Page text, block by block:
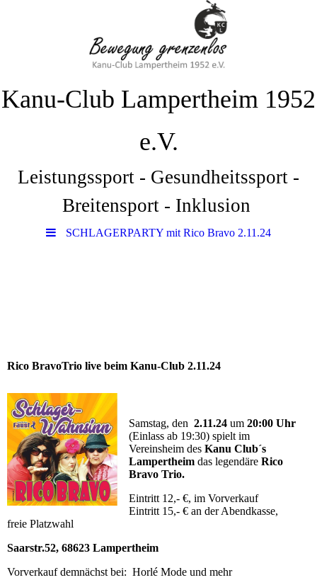
Kanu-Club Lampertheim 1952
e.V.
Leistungssport - Gesundheitssport -
Breitensport - Inklusion
SCHLAGERPARTY mit Rico Bravo 2.11.24
Rico BravoTrio live beim Kanu-Club 2.11.24
Samstag, den 2.11.24 um 20:00 Uhr
(Einlass ab 19:30) spielt im
Vereinsheim des Kanu Club´s
Lampertheimdas legendäre Rico
Bravo Trio.
Eintritt 12,- €, im Vorverkauf
Eintritt 15,- € an der Abendkasse,
freie Platzwahl
Saarstr.52, 68623 Lampertheim
Vorverkauf demnächst bei: Horlé Mode und mehr